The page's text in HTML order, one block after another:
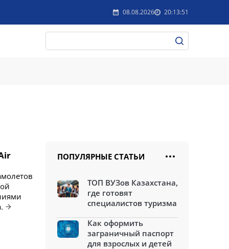
08.08.2026 20:13:51
ПОПУЛЯРНЫЕ СТАТЬИ
ТОП ВУЗов Казахстана,
где готовят
специалистов туризма
Как оформить
заграничный паспорт
для взрослых и детей